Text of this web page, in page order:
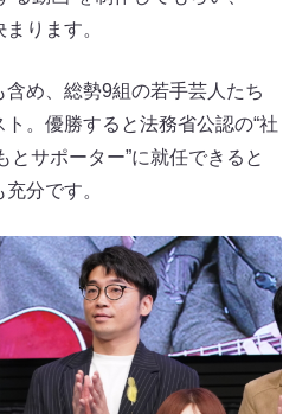
ります。
め、総勢9組の若手芸人たち
。優勝すると法務省公認の“社
サポーター”に就任できると
分です。